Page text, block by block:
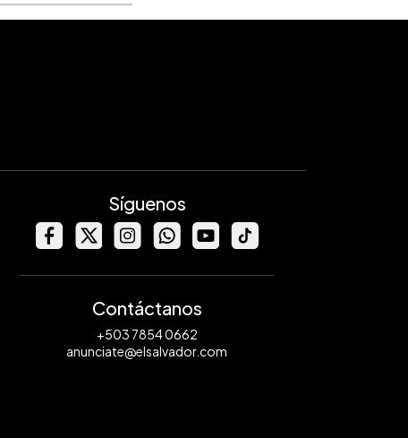
Síguenos
Contáctanos
+503 7854 0662
anunciate@elsalvador.com